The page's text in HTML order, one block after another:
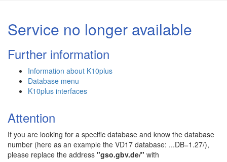
Service no longer available
Further information
Information about K10plus
Database menu
K10plus interfaces
Attention
If you are looking for a specific database and know the database
number (here as an example the VD17 database: ...DB=1.27/),
please replace the address "gso.gbv.de/" with